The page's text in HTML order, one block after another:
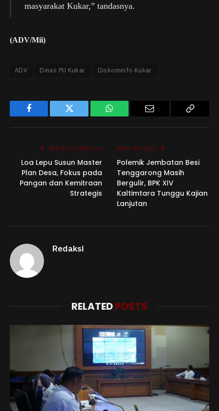
masyarakat Kukar,” tandasnya.
(ADV/Mii)
ADV Dinas PU Kukar Diskominfo Kukar
Facebook Twitter WhatsApp
PREVIOUS ARTICLE
Loa Lepu Susun Master
Plan Desa, Fokus pada
Pangan dan Kemitraan
Strategis
NEXT ARTICLE
Polemik Jembatan Besi
Tenggarong Masih
Bergulir, BPK XIV
Kaltimtara Tunggu Kajian
Lanjutan
Redaksi
RELATEDPOSTS